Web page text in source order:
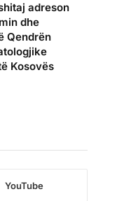
adreson
dhe
Qendrën
Kosovës
YouTube